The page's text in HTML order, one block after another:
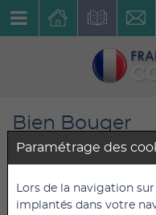
Bien Bouger
Fitness
Balancefit
Réf. : 2230
Paramétrage des
Lors de la navigation
implantés dans votre